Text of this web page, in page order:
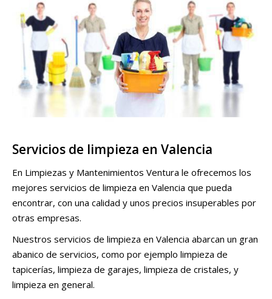
Servicios de limpieza en Valencia
En Limpiezas y Mantenimientos Ventura le ofrecemos los
mejores servicios de limpieza en Valencia que pueda
encontrar, con una calidad y unos precios insuperables por
otras empresas.
Nuestros servicios de limpieza en Valencia abarcan un gran
abanico de servicios, como por ejemplo limpieza de
tapicerías, limpieza de garajes, limpieza de cristales, y
limpieza en general.